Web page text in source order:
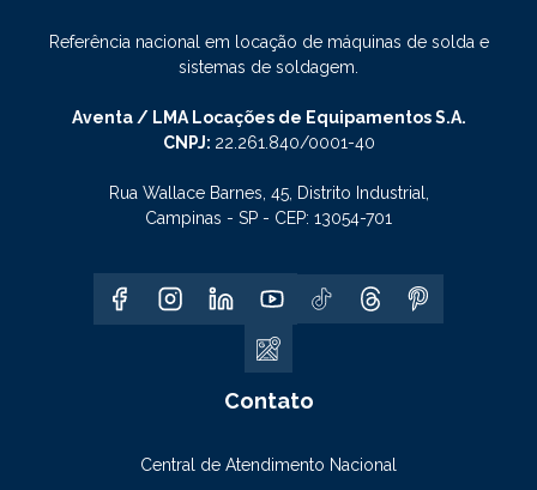
Referência nacional em locação de máquinas de solda e
sistemas de soldagem.
Aventa / LMA Locações de Equipamentos S.A.
CNPJ: 22.261.840/0001-40
Rua Wallace Barnes, 45, Distrito Industrial,
Campinas - SP - CEP: 13054-701
Contato
Central de Atendimento Nacional